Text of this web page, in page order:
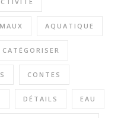
AQUATIQUE
CATÉGORISER
CONTES
DÉTAILS EAU